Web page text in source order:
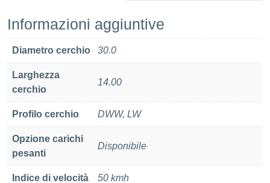
Informazioni aggiuntive
Diametro cerchio 30.0
Larghezza
cerchio
14.00
Profilo cerchio DWW, LW
Opzione carichi
pesanti
Disponibile
Indice di velocità 50 kmh